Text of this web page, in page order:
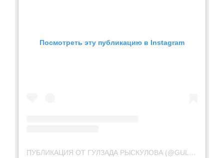
Посмотреть эту публикацию в Instagram
ПУБЛИКАЦИЯ ОТ ГУЛЗАДА РЫСКУЛОВА (@GULZADA.RYSKULOVA.OFFICIAL)